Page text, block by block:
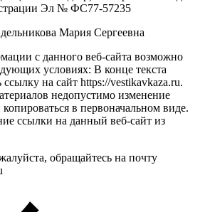
Эл № ФС77-57235
Мария Сергеевна
с данного веб-сайта возможно
условиях: В конце текста
на сайт https://vestikavkaza.ru.
недопустимо изменение
в первоначальном виде.
ссылки на данный веб-сайт из
обращайтесь на почту